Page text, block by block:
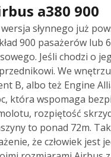
a380 900
słynnego już
900 pasażerów lub
Jeśli chodzi o
We
B, albo też Engine
która wspomaga
rozpiętość
to ponad 72m.
że człowiek jest